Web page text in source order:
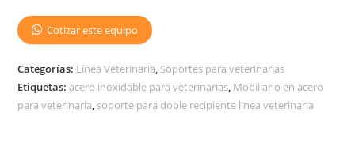
Cotizar este equipo
Categorías: Línea Veterinaria Soportes para veterinarias
Etiquetas:acero inoxidable para veterinarias Mobiliario en acero
para veterinaria soporte para doble recipiente linea veterinaria